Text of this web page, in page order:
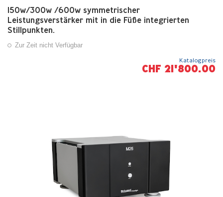
150w/300w /600w symmetrischer
Leistungsverstärker mit in die Füße integrierten
Stillpunkten.
Zur Zeit nicht Verfügbar
Katalogpreis
CHF 21'800.00